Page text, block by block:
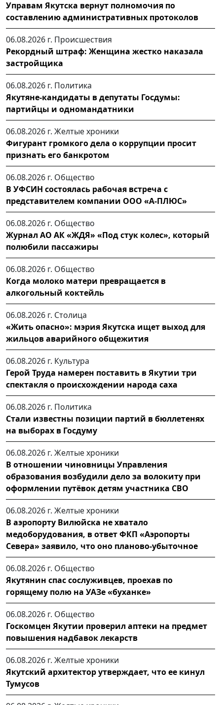
Управам Якутска вернут полномочия по
составлению административных протоколов
06.08.2026 г. Происшествия
Рекордный штраф: Женщина жестко наказала
застройщика
06.08.2026 г. Политика
Якутяне-кандидаты в депутаты Госдумы:
партийцы и одномандатники
06.08.2026 г. Желтые хроники
Фигурант громкого дела о коррупции просит
признать его банкротом
06.08.2026 г. Общество
В УФСИН состоялась рабочая встреча с
представителем компании ООО «А-ПЛЮС»
06.08.2026 г. Общество
Журнал АО АК «ЖДЯ» «Под стук колес», который
полюбили пассажиры
06.08.2026 г. Общество
Когда молоко матери превращается в
алкогольный коктейль
06.08.2026 г. Столица
«Жить опасно»: мэрия Якутска ищет выход для
жильцов аварийного общежития
06.08.2026 г. Культура
Герой Труда намерен поставить в Якутии три
спектакля о происхождении народа саха
06.08.2026 г. Политика
Стали известны позиции партий в бюллетенях
на выборах в Госдуму
06.08.2026 г. Желтые хроники
В отношении чиновницы Управления
образования возбудили дело за волокиту при
оформлении путёвок детям участника СВО
06.08.2026 г. Желтые хроники
В аэропорту Вилюйска не хватало
медоборудования, в ответ ФКП «Аэропорты
Севера» заявило, что оно планово-убыточное
06.08.2026 г. Общество
Якутянин спас сослуживцев, проехав по
горящему полю на УАЗе «буханке»
06.08.2026 г. Общество
Госкомцен Якутии проверил аптеки на предмет
повышения надбавок лекарств
06.08.2026 г. Желтые хроники
Якутский архитектор утверждает, что ее кинул
Тумусов